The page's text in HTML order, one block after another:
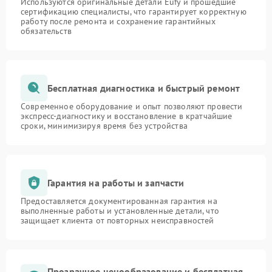
сертификацию специалисты, что гарантирует корректную
работу после ремонта и сохранение гарантийных
обязательств
Бесплатная диагностика и быстрый ремонт
Современное оборудование и опыт позволяют провести
экспресс-диагностику и восстановление в кратчайшие
сроки, минимизируя время без устройства
Гарантия на работы и запчасти
Предоставляется документированная гарантия на
выполненные работы и установленные детали, что
защищает клиента от повторных неисправностей